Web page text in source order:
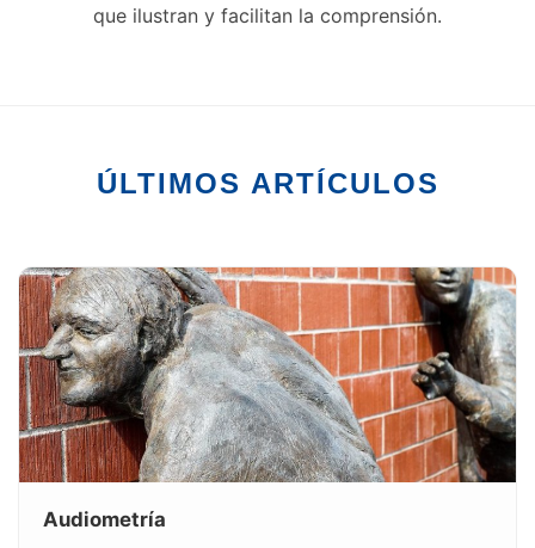
que ilustran y facilitan la comprensión.
ÚLTIMOS ARTÍCULOS
Audiometría